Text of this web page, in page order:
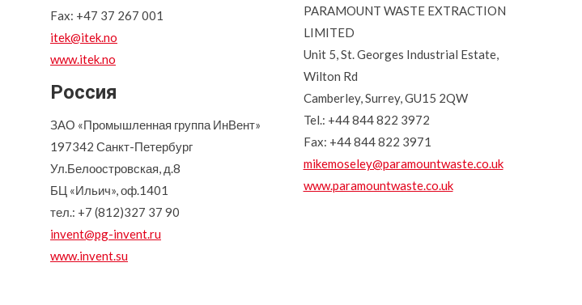
Fax: +47 37 267 001
itek@itek.no
www.itek.no
Россия
ЗАО «Промышленная группа ИнВент»
197342 Санкт-Петербург
Ул.Белоостровская, д.8
БЦ «Ильич», оф.1401
тел.: +7 (812)327 37 90
invent@pg-invent.ru
www.invent.su
PARAMOUNT WASTE EXTRACTION
LIMITED
Unit 5, St. Georges Industrial Estate,
Wilton Rd
Camberley, Surrey, GU15 2QW
Tel.: +44 844 822 3972
Fax: +44 844 822 3971
mikemoseley@paramountwaste.co.uk
www.paramountwaste.co.uk